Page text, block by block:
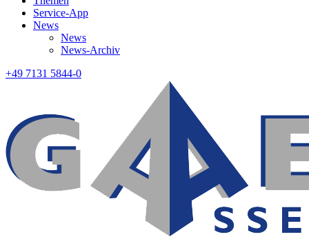
Service-App
News
News
News-Archiv
+49 7131 5844-0